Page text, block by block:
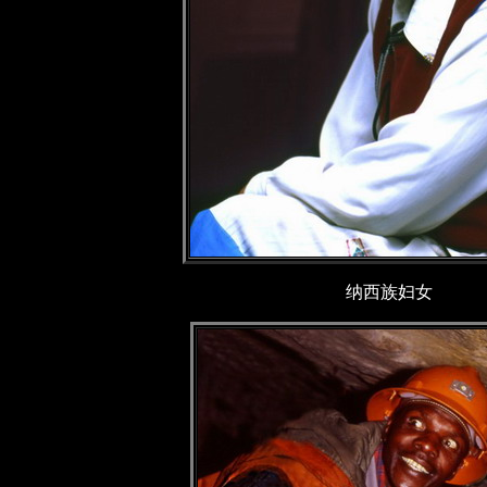
纳西族妇女